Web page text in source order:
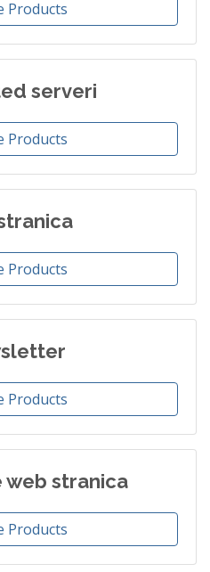
Products
serveri
Products
Products
Products
web stranica
Products